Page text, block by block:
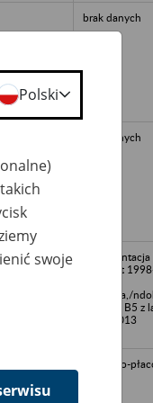
brak danych
brak danych
dokumentacja
B50 z lat
osobowa,/
acja kat. B5 z
2009-2013
osobowo-
Polski
swoje